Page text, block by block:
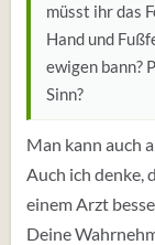
müsst ihr das
Hand und
ewigen bann?
Sinn?
Man kann auch
Auch ich denke,
einem Arzt
Deine